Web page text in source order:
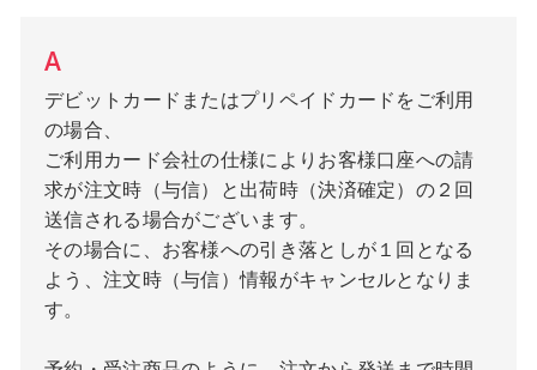
デビットカードまたはプリペイドカードをご利用
の場合、
ご利用カード会社の仕様によりお客様口座への請
求が注文時（与信）と出荷時（決済確定）の２回
送信される場合がございます。
その場合に、お客様への引き落としが１回となる
よう、注文時（与信）情報がキャンセルとなりま
す。